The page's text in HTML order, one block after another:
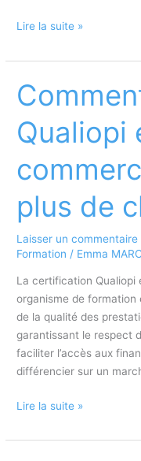
Comment
d’organisme
?
Lire la suite »
Qualiopi
plus de
Laisser un commentaire
Formation / Emma
La certification Qualiopi
organisme de
de la qualité des
garantissant le respect
faciliter l’accès aux
différencier sur un
Comment
Qualiopi
Lire la suite »